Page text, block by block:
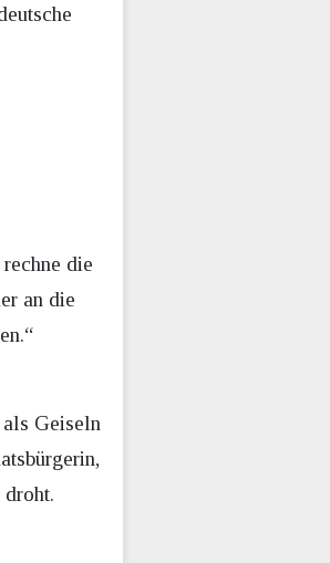
die
an die
Geiseln